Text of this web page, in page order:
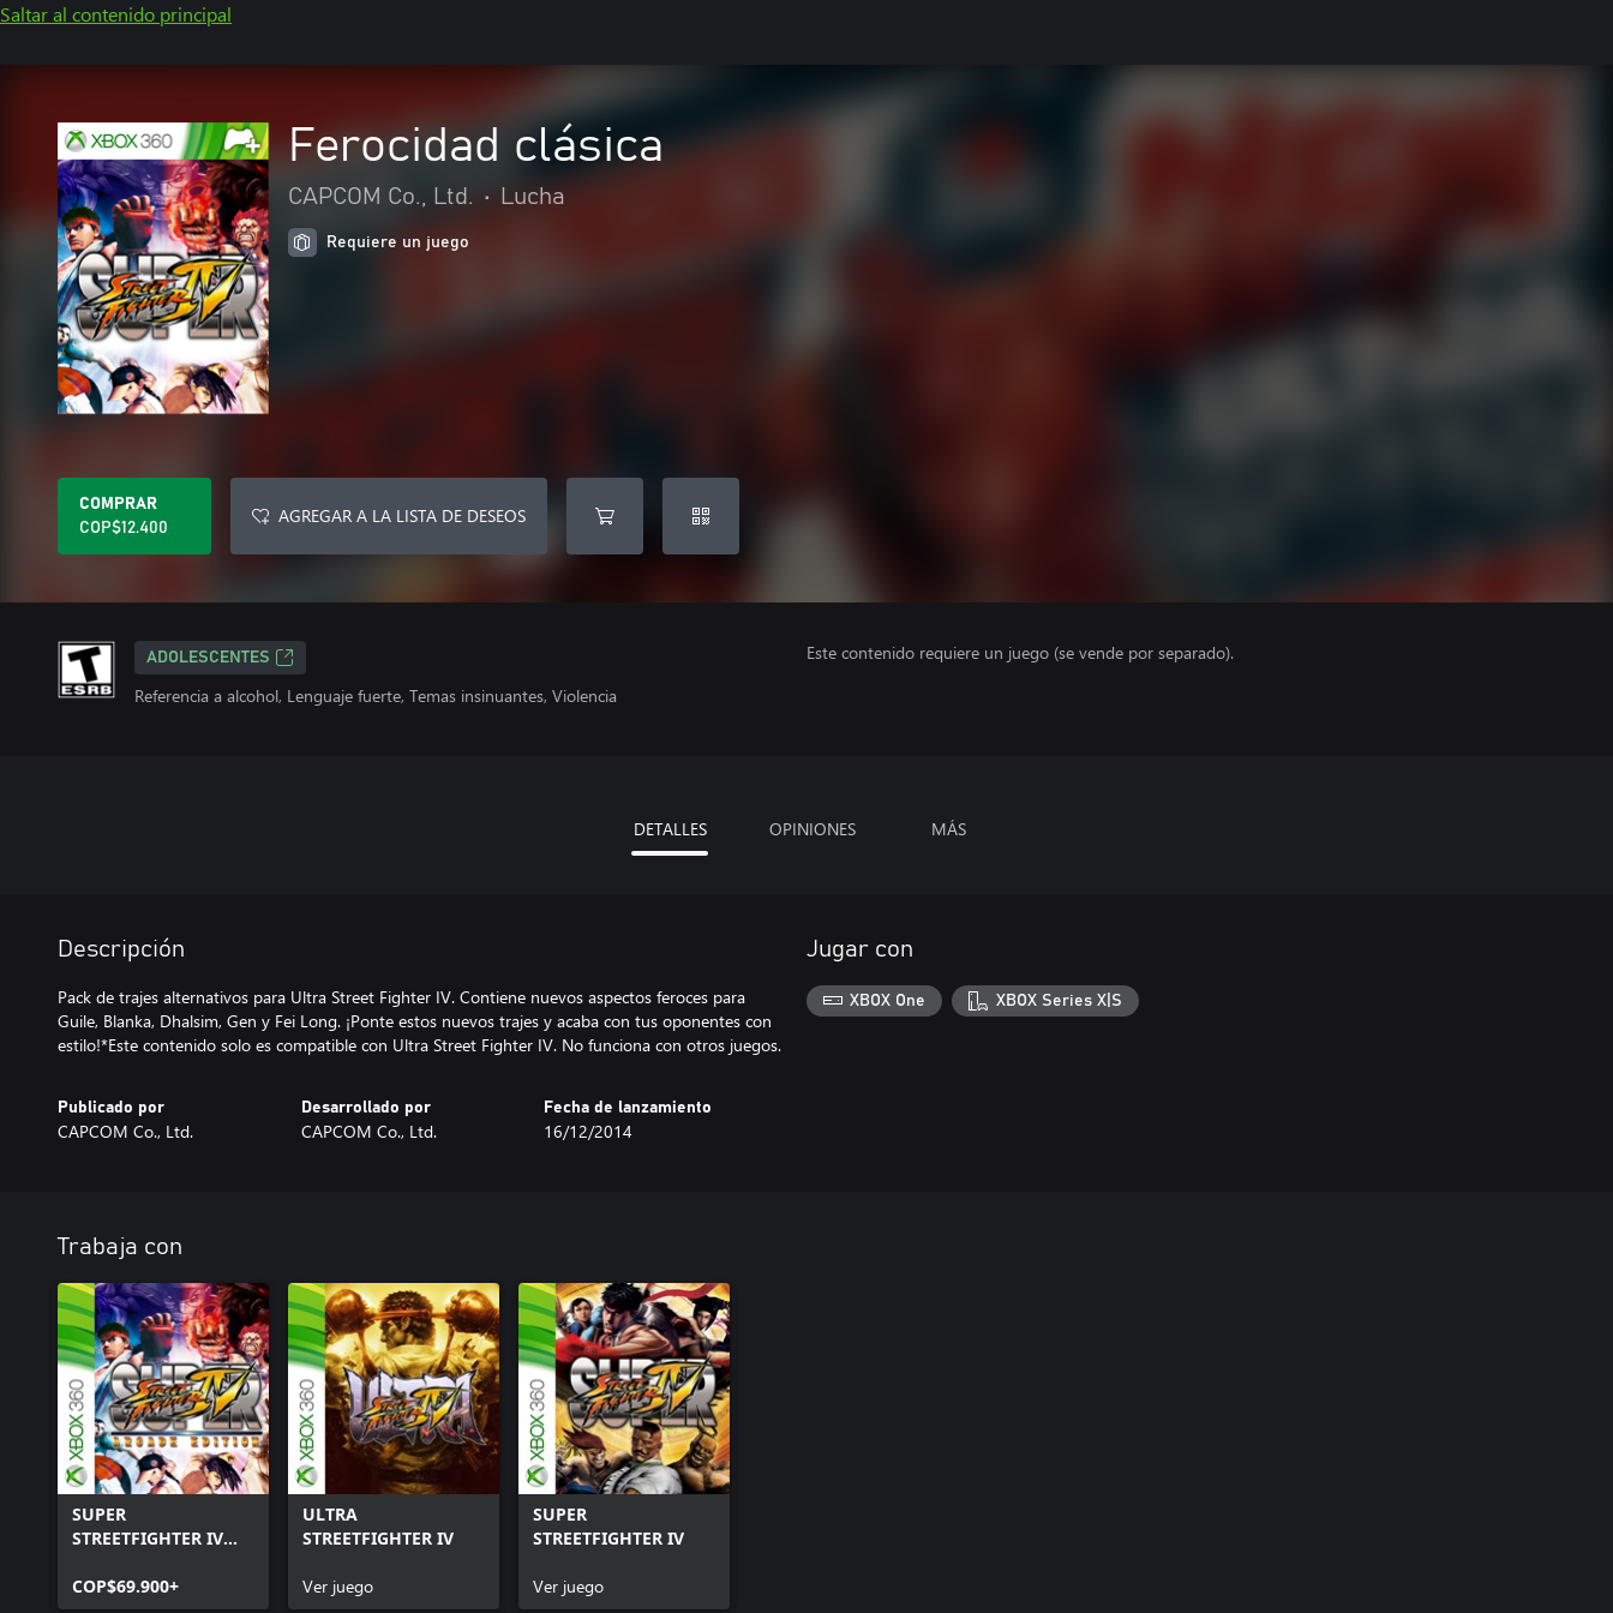
Saltar al contenido principal
Ferocidad clásica
CAPCOM Co., Ltd. • Lucha
Requiere un juego
COMPRAR
COP$12.400
AGREGAR A LA LISTA DE DESEOS
ADOLESCENTES
Referencia a alcohol, Lenguaje fuerte, Temas insinuantes, Violencia
Este contenido requiere un juego (se vende por separado).
DETALLES OPINIONES MÁS
Descripción
Pack de trajes alternativos para Ultra Street Fighter IV. Contiene nuevos aspectos feroces para
Guile, Blanka, Dhalsim, Gen y Fei Long. ¡Ponte estos nuevos trajes y acaba con tus oponentes con
estilo!*Este contenido solo es compatible con Ultra Street Fighter IV. No funciona con otros juegos.
Publicado por
CAPCOM Co., Ltd.
Desarrollado por
CAPCOM Co., Ltd.
Fecha de lanzamiento
16/12/2014
Jugar con
XBOX One XBOX Series X|S
Trabaja con
SUPER
STREETFIGHTER IV
COP$69.900+
ULTRA
STREETFIGHTER IV
Ver juego
SUPER
STREETFIGHTER IV
Ver juego